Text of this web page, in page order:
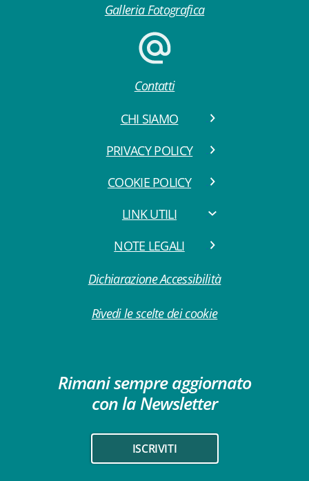
Galleria Fotografica
Contatti
CHI SIAMO
PRIVACY POLICY
COOKIE POLICY
LINK UTILI
NOTE LEGALI
Dichiarazione Accessibilità
Rivedi le scelte dei cookie
Rimani sempre aggiornato
con la Newsletter
ISCRIVITI